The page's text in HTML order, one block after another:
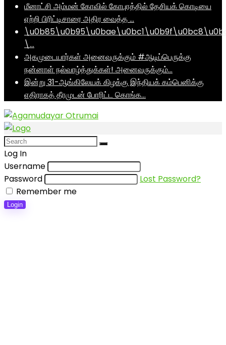
மீனாட்சி அம்மன் கோவில் கோபுரத்தில் தேசியக் கொடியை
ஏற்றி பிரிட்டிசாரை அதிர வைத்த …
\…
அகமுடையார்கள் அனைவருக்கும் #ஆடிப்பெருக்கு
நன்னாள் நல்வாழ்த்துக்கள்! அனைவருக்கும்…
இன்று 31-ஆங்கிலேயக் கிழக்கு இந்தியக் கம்பெனிக்கு
எதிராகத் தீரமுடன் போரிட்ட கொங்க…
Log In
Username
Password
Lost Password?
Remember me
Login